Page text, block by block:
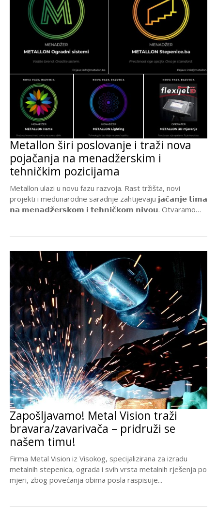
Metallon širi poslovanje i traži nova
pojačanja na menadžerskim i
tehničkim pozicijama
Metallon ulazi u novu fazu razvoja. Rast tržišta, novi
projekti i međunarodne saradnje zahtijevaju 𝗷𝗮𝗰̌𝗮𝗻𝗷𝗲 𝘁𝗶𝗺𝗮
𝗻𝗮 𝗺𝗲𝗻𝗮𝗱𝘇̌𝗲𝗿𝘀𝗸𝗼𝗺 𝗶 𝘁𝗲𝗵𝗻𝗶𝗰̌𝗸𝗼𝗺 𝗻𝗶𝘃𝗼𝘂. Otvaramo
Zapošljavamo! Metal Vision traži
bravara/zavarivača – pridruži se
našem timu!
Firma Metal Vision iz Visokog, specijalizirana za izradu
metalnih stepenica, ograda i svih vrsta metalnih rješenja po
mjeri, zbog povećanja obima posla raspisuje...